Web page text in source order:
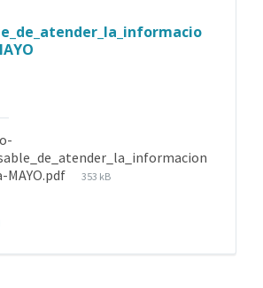
MAYO.pdf
353 kB